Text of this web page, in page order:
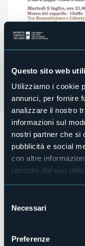
Questo sito web
Utilizziamo i cookie
annunci, per fornire
analizzare il nostro
informazioni sul
nostri partner che si
pubblicità e social
con altre
raccolto dal suo
delNecessari
Preferenze
Venerdì 9 agosto
Lorenzo in Fraz.
Ghiffa in Musica 2024
arpa. Musiche di J.S.
Organizzatore
Sito web